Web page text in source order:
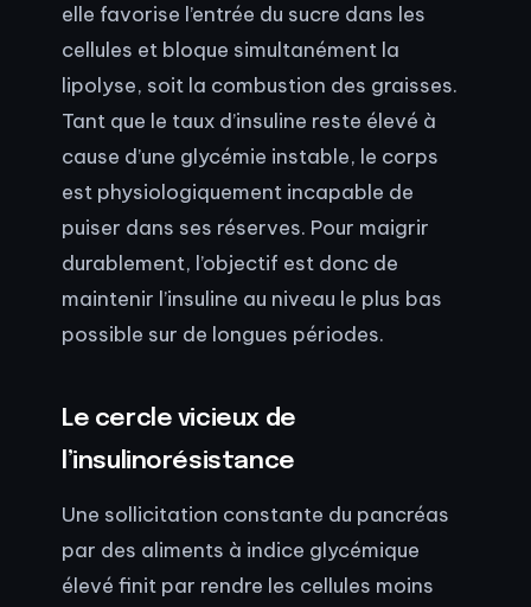
elle favorise l’entrée du sucre dans les
cellules et bloque simultanément la
lipolyse, soit la combustion des graisses.
Tant que le taux d’insuline reste élevé à
cause d’une glycémie instable, le corps
est physiologiquement incapable de
puiser dans ses réserves. Pour maigrir
durablement, l’objectif est donc de
maintenir l’insuline au niveau le plus bas
possible sur de longues périodes.
Le cercle vicieux de
l’insulinorésistance
Une sollicitation constante du pancréas
par des aliments à indice glycémique
élevé finit par rendre les cellules moins